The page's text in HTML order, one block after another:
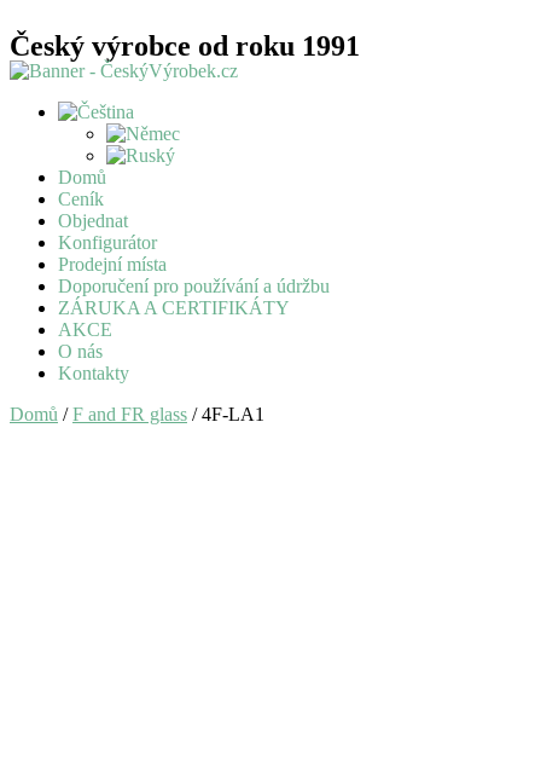
Český výrobce od roku 1991
Domů
Ceník
Objednat
Konfigurátor
Prodejní místa
Doporučení pro používání a údržbu
ZÁRUKA A CERTIFIKÁTY
AKCE
O nás
Kontakty
Domů /F and FR glass / 4F-LA1